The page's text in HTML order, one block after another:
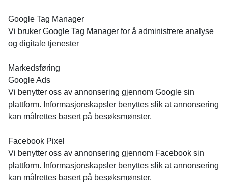
Google Tag Manager
Vi bruker Google Tag Manager for å administrere analyse
og digitale tjenester
Markedsføring
Google Ads
Vi benytter oss av annonsering gjennom Google sin
plattform. Informasjonskapsler benyttes slik at annonsering
kan målrettes basert på besøksmønster.
Facebook Pixel
Vi benytter oss av annonsering gjennom Facebook sin
plattform. Informasjonskapsler benyttes slik at annonsering
kan målrettes basert på besøksmønster.